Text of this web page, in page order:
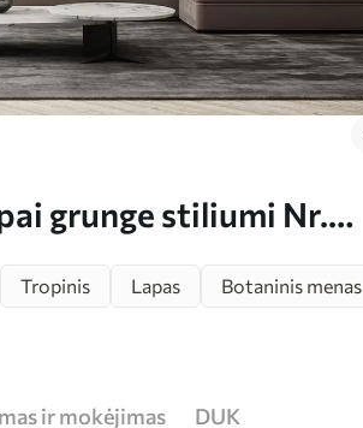
grunge stiliumi Nr.
Tropinis Lapas Botaninis menas
ir mokėjimas DUK